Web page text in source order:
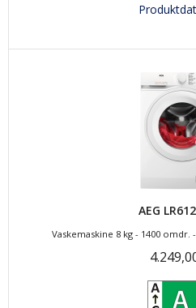
AEG
Vaskemaskine 8 kg - 1400